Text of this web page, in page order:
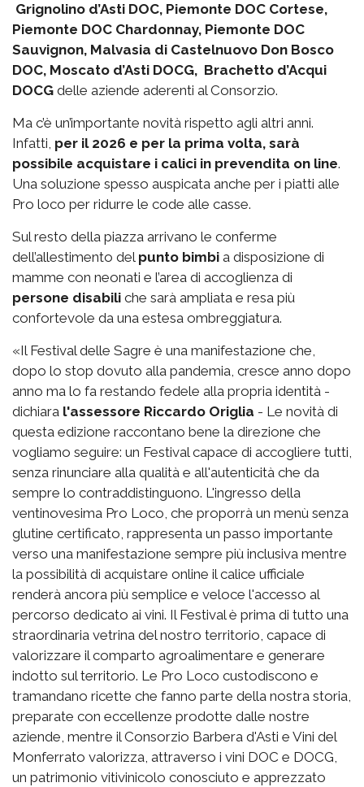
Grignolino d’Asti DOC, Piemonte DOC Cortese,
Piemonte DOC Chardonnay, Piemonte DOC
Sauvignon, Malvasia di Castelnuovo Don Bosco
DOC, Moscato d’Asti DOCG, Brachetto d’Acqui
DOCG delle aziende aderenti al Consorzio.
Ma c’è un’importante novità rispetto agli altri anni.
Infatti, per il 2026 e per la prima volta, sarà
possibile acquistare i calici in prevendita on line.
Una soluzione spesso auspicata anche per i piatti alle
Pro loco per ridurre le code alle casse.
Sul resto della piazza arrivano le conferme
dell’allestimento del punto bimbi a disposizione di
mamme con neonati e l’area di accoglienza di
persone disabili che sarà ampliata e resa più
confortevole da una estesa ombreggiatura.
«Il Festival delle Sagre è una manifestazione che,
dopo lo stop dovuto alla pandemia, cresce anno dopo
anno ma lo fa restando fedele alla propria identità -
dichiara l'assessore Riccardo Origlia - Le novità di
questa edizione raccontano bene la direzione che
vogliamo seguire: un Festival capace di accogliere tutti,
senza rinunciare alla qualità e all'autenticità che da
sempre lo contraddistinguono. L'ingresso della
ventinovesima Pro Loco, che proporrà un menù senza
glutine certificato, rappresenta un passo importante
verso una manifestazione sempre più inclusiva mentre
la possibilità di acquistare online il calice ufficiale
renderà ancora più semplice e veloce l'accesso al
percorso dedicato ai vini. Il Festival è prima di tutto una
straordinaria vetrina del nostro territorio, capace di
valorizzare il comparto agroalimentare e generare
indotto sul territorio. Le Pro Loco custodiscono e
tramandano ricette che fanno parte della nostra storia,
preparate con eccellenze prodotte dalle nostre
aziende, mentre il Consorzio Barbera d'Asti e Vini del
Monferrato valorizza, attraverso i vini DOC e DOCG,
un patrimonio vitivinicolo conosciuto e apprezzato